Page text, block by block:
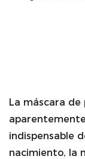
La máscara
indispensable
nacimiento, la